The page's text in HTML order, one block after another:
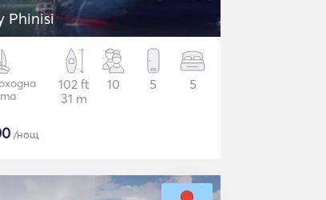
Phinisi
102 ft
31 m
10 5 5
/нощ